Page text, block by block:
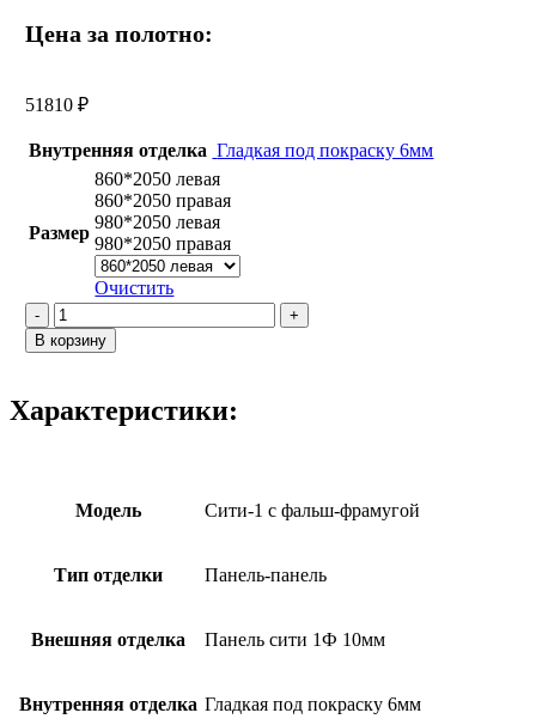
Цена за полотно:
51810₽
Внутренняя отделка Гладкая под покраску 6мм
Размер
860*2050 левая
860*2050 правая
980*2050 левая
980*2050 правая
Очистить
Количество
товара
Сити-1
фрамугой
покраску
В корзину
Характеристики:
Модель Сити-1 с фальш-фрамугой
Тип отделки Панель-панель
Внешняя отделка Панель сити 1Ф 10мм
Внутренняя отделка Гладкая под покраску 6мм